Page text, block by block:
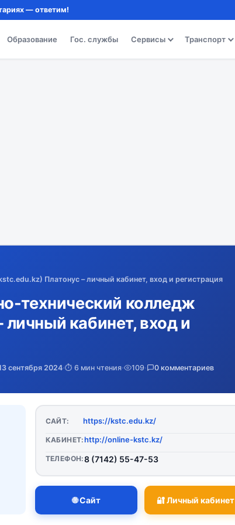
— ответим!
Образование Гос. службы Сервисы Транспорт
Платонус – личный кабинет, вход и регистрация
технический колледж
кабинет, вход и
сентября 2024·⏱️ 6 мин чтения· 109· 0 комментариев
САЙТ: https://kstc.edu.kz/
КАБИНЕТ:http://online-kstc.kz/
ТЕЛЕФОН:8 (7142) 55-47-53
🌐 Сайт 🔐 Личный кабинет